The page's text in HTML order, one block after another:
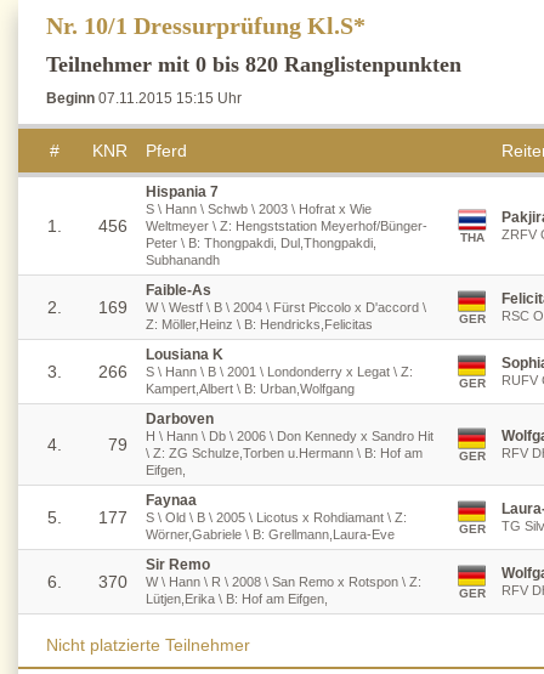
Nr. 10/1 Dressurprüfung Kl.S*
Teilnehmer mit 0 bis 820 Ranglistenpunkten
Beginn 07.11.2015 15:15 Uhr
# KNR Pferd
1. 456
Hispania 7
S \ Hann \ Schwb \ 2003 \ Hofrat x Wie
Weltmeyer \ Z: Hengststation Meyerhof/Bünger-
Peter \ B: Thongpakdi, Dul,Thongpakdi,
Subhanandh
THA ZRFV
2. 169
Faible-As
W \ Westf \ B \ 2004 \ Fürst Piccolo x D'accord \
Z: Möller,Heinz \ B: Hendricks,Felicitas
GER RSC
3. 266
Lousiana K
S \ Hann \ B \ 2001 \ Londonderry x Legat \ Z:
Kampert,Albert \ B: Urban,Wolfgang
GER RUFV
4. 79
Darboven
H \ Hann \ Db \ 2006 \ Don Kennedy x Sandro Hit
\ Z: ZG Schulze,Torben u.Hermann \ B: Hof am
Eifgen,
GER RFV
5. 177
Faynaa
S \ Old \ B \ 2005 \ Licotus x Rohdiamant \ Z:
Wörner,Gabriele \ B: Grellmann,Laura-Eve
GER TG
6. 370
Sir Remo
W \ Hann \ R \ 2008 \ San Remo x Rotspon \ Z:
Lütjen,Erika \ B: Hof am Eifgen,
GER RFV
Nicht platzierte Teilnehmer